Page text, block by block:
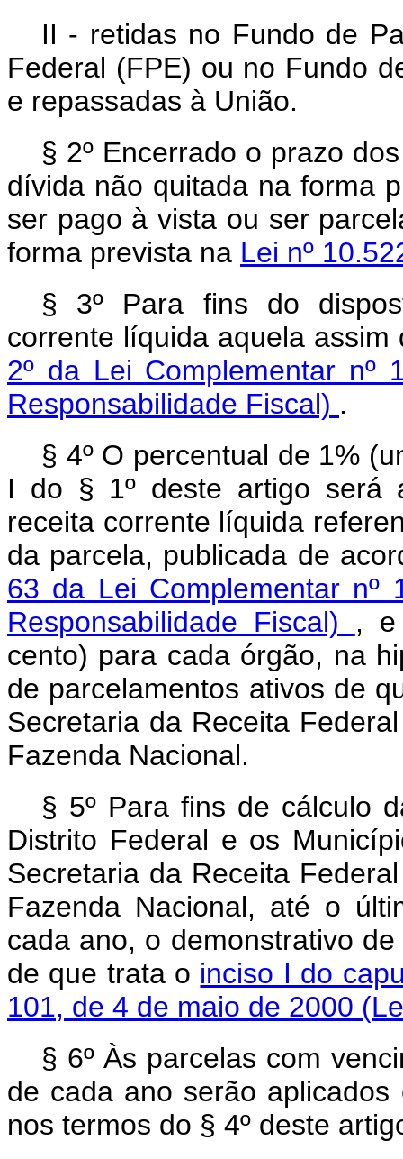
II - retidas no Fundo de
Federal (FPE) ou no Fundo
e repassadas à União.
§ 2º Encerrado o prazo
dívida não quitada na forma
ser pago à vista ou ser
forma prevista na Lei nº
§ 3º Para fins do
corrente líquida aquela
2º da Lei Complementar
Responsabilidade Fiscal) .
§ 4º O percentual de 1%
I do § 1º deste artigo será
receita corrente líquida
da parcela, publicada de
63 da Lei Complementar
Responsabilidade Fiscal) , e
cento) para cada órgão, na
de parcelamentos ativos de
Secretaria da Receita
Fazenda Nacional.
§ 5º Para fins de cálculo
Distrito Federal e os
Secretaria da Receita
Fazenda Nacional, até o
cada ano, o demonstrativo
de que trata o inciso I do
101, de 4 de maio de 2000
§ 6º Às parcelas com
de cada ano serão
nos termos do § 4º deste